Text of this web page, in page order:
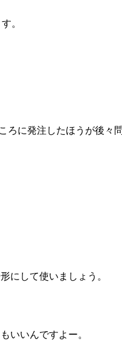
。
に発注したほうが後々
にして使いましょう。
いいんですよー。